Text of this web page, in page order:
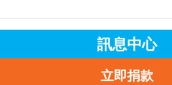
立即捐款
訊息中心
提交